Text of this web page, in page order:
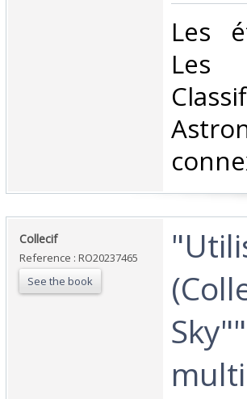
‎Les
Les
‎Collecif‎
Reference : RO20237465
See the book